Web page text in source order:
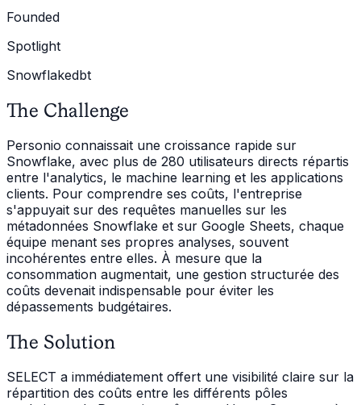
Founded
Spotlight
Snowflakedbt
The Challenge
Personio connaissait une croissance rapide sur
Snowflake, avec plus de 280 utilisateurs directs répartis
entre l'analytics, le machine learning et les applications
clients. Pour comprendre ses coûts, l'entreprise
s'appuyait sur des requêtes manuelles sur les
métadonnées Snowflake et sur Google Sheets, chaque
équipe menant ses propres analyses, souvent
incohérentes entre elles. À mesure que la
consommation augmentait, une gestion structurée des
coûts devenait indispensable pour éviter les
dépassements budgétaires.
The Solution
SELECT a immédiatement offert une visibilité claire sur la
répartition des coûts entre les différents pôles